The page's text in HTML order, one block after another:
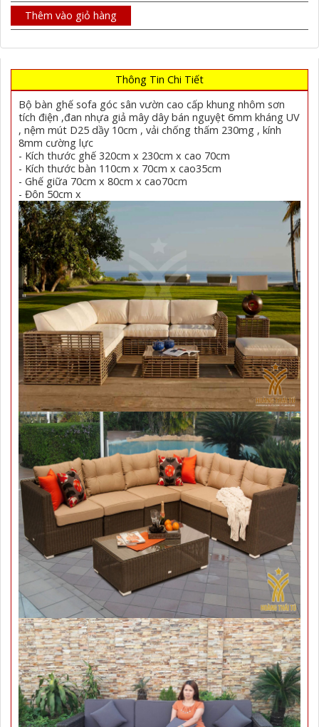
Thêm vào giỏ hàng
Thông Tin Chi Tiết
Bộ bàn ghế sofa góc sân vườn cao cấp khung nhôm sơn
tích điện ,đan nhựa giả mây dây bán nguyệt 6mm kháng UV
, nệm mút D25 dầy 10cm , vải chống thấm 230mg , kính
8mm cường lực
- Kích thước ghế 320cm x 230cm x cao 70cm
- Kích thước bàn 110cm x 70cm x cao35cm
- Ghế giữa 70cm x 80cm x cao70cm
- Đôn 50cm x